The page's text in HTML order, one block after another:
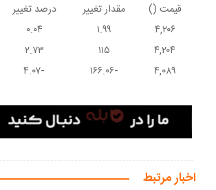
قیمت ()
مقدار تغییر درصد تغییر
۴,۲۰۶
۱.۹۹ ۰.۰۴
۴,۲۰۴
۱۱۵ ۲.۷۳
۴,۰۸۹
-۱۶۶.۰۶ -۴.۰۷
اخبار مرتبط